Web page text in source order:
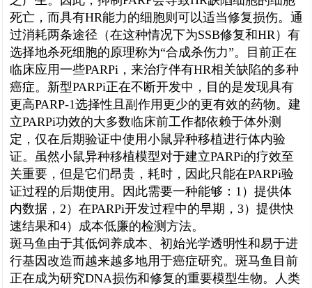
死亡，而具有HR能力的细胞则可以适当修复损伤。通
过消耗两条途径（在这种情况下为SSB修复和HR）有
选择地杀死细胞的原理称为“合成杀伤力”。目前正在
临床应用一些PARPi，来治疗伴有HR相关缺陷的多种
癌症。新型PARPi正在不断开发中，目的是发现具有
更高PARP-1选择性且副作用更少的更有效的药物。建
立PARPi功效的大多数临床前工作都依赖于体外测
定，仅在后期验证中使用小鼠异种移植进行体内验
证。虽然小鼠异种移植模型对于建立PARPi的疗效至
关重要，但是它们昂贵，耗时，因此只能在PARPi验
证过程的后期使用。因此需要一种能够：1）提供体
内数据，2）在PARPi开发过程中的早期，3）提供快
速结果和4）成本低廉的检测方法。
斑马鱼由于其低饲养成本、初始光学透明性和易于进
行基因改造而越来越多地用于癌症研究。斑马鱼目前
正在成为研究DNA损伤和修复的重要模型生物。人类